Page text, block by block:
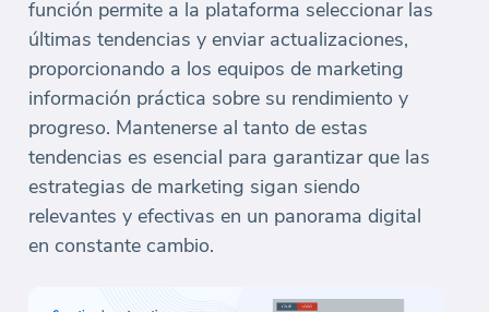
función permite a la plataforma seleccionar las
últimas tendencias y enviar actualizaciones,
proporcionando a los equipos de marketing
información práctica sobre su rendimiento y
progreso. Mantenerse al tanto de estas
tendencias es esencial para garantizar que las
estrategias de marketing sigan siendo
relevantes y efectivas en un panorama digital
en constante cambio.